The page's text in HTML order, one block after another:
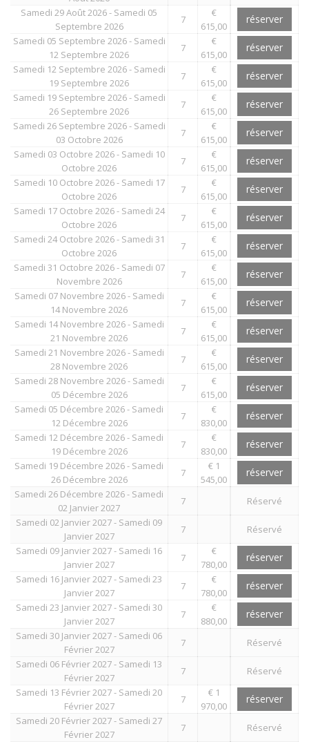
Samedi 29 Août 2026 - Samedi 05
Septembre 2026
7
€
615,00
réserver
Samedi 05 Septembre 2026 - Samedi
12 Septembre 2026
7
€
615,00
réserver
Samedi 12 Septembre 2026 - Samedi
19 Septembre 2026
7
€
615,00
réserver
Samedi 19 Septembre 2026 - Samedi
26 Septembre 2026
7
€
615,00
réserver
Samedi 26 Septembre 2026 - Samedi
03 Octobre 2026
7
€
615,00
réserver
Samedi 03 Octobre 2026 - Samedi 10
Octobre 2026
7
€
615,00
réserver
Samedi 10 Octobre 2026 - Samedi 17
Octobre 2026
7
€
615,00
réserver
Samedi 17 Octobre 2026 - Samedi 24
Octobre 2026
7
€
615,00
réserver
Samedi 24 Octobre 2026 - Samedi 31
Octobre 2026
7
€
615,00
réserver
Samedi 31 Octobre 2026 - Samedi 07
Novembre 2026
7
€
615,00
réserver
Samedi 07 Novembre 2026 - Samedi
14 Novembre 2026
7
€
615,00
réserver
Samedi 14 Novembre 2026 - Samedi
21 Novembre 2026
7
€
615,00
réserver
Samedi 21 Novembre 2026 - Samedi
28 Novembre 2026
7
€
615,00
réserver
Samedi 28 Novembre 2026 - Samedi
05 Décembre 2026
7
€
615,00
réserver
Samedi 05 Décembre 2026 - Samedi
12 Décembre 2026
7
€
830,00
réserver
Samedi 12 Décembre 2026 - Samedi
19 Décembre 2026
7
€
830,00
réserver
Samedi 19 Décembre 2026 - Samedi
26 Décembre 2026
7
€ 1
545,00
réserver
Samedi 26 Décembre 2026 - Samedi
02 Janvier 2027
7
Réservé
Samedi 02 Janvier 2027 - Samedi 09
Janvier 2027
7
Réservé
Samedi 09 Janvier 2027 - Samedi 16
Janvier 2027
7
€
780,00
réserver
Samedi 16 Janvier 2027 - Samedi 23
Janvier 2027
7
€
780,00
réserver
Samedi 23 Janvier 2027 - Samedi 30
Janvier 2027
7
€
880,00
réserver
Samedi 30 Janvier 2027 - Samedi 06
Février 2027
7
Réservé
Samedi 06 Février 2027 - Samedi 13
Février 2027
7
Réservé
Samedi 13 Février 2027 - Samedi 20
Février 2027
7
€ 1
970,00
réserver
Samedi 20 Février 2027 - Samedi 27
Février 2027
7
Réservé